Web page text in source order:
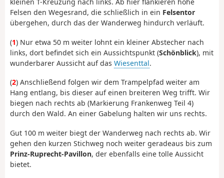
kleinen T-Kreuzung nach links. Ab hier flankieren hohe
Felsen den Wegesrand, die schließlich in ein Felsentor
übergehen, durch das der Wanderweg hindurch verläuft.
(1) Nur etwa 50 m weiter lohnt ein kleiner Abstecher nach
links, dort befindet sich ein Aussichtspunkt (Schönblick), mit
wunderbarer Aussicht auf das Wiesenttal.
(2) Anschließend folgen wir dem Trampelpfad weiter am
Hang entlang, bis dieser auf einen breiteren Weg trifft. Wir
biegen nach rechts ab (Markierung Frankenweg Teil 4)
durch den Wald. An einer Gabelung halten wir uns rechts.
Gut 100 m weiter biegt der Wanderweg nach rechts ab. Wir
gehen den kurzen Stichweg noch weiter geradeaus bis zum
Prinz-Ruprecht-Pavillon, der ebenfalls eine tolle Aussicht
bietet.